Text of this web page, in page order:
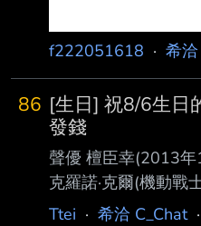
f222051618 · 希
86 [生日] 祝8/6生日
發錢
聲優 檀臣幸(2013
克羅諾·克爾(機動戰
面騎士W) 干柿鬼鮫(
Ttei · 希洽 C_Chat·